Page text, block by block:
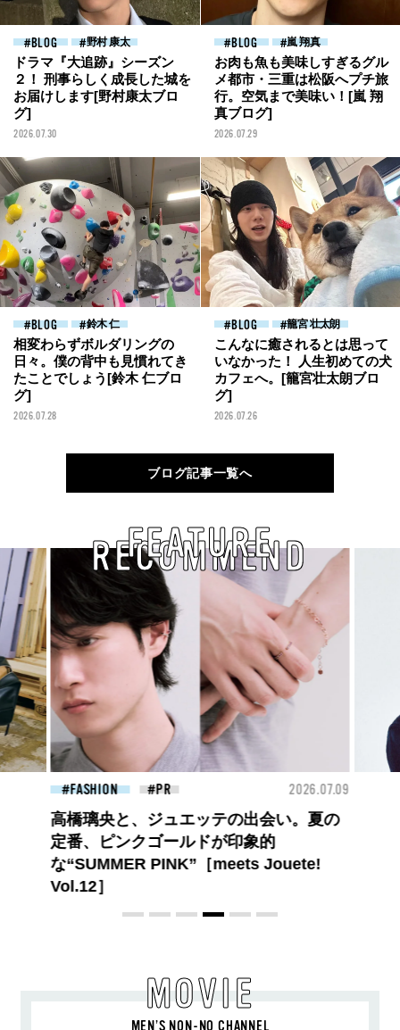
BLOG 野村 康太
ドラマ『大追跡』シーズン
２！ 刑事らしく成長した城を
お届けします[野村康太ブロ
グ]
2026.07.30
BLOG 嵐 翔真
お肉も魚も美味しすぎるグル
メ都市・三重は松阪へプチ旅
行。空気まで美味い！[嵐 翔
真ブログ]
2026.07.29
BLOG 鈴木 仁
相変わらずボルダリングの
日々。僕の背中も見慣れてき
たことでしょう[鈴木 仁ブロ
グ]
2026.07.28
BLOG 籠宮 壮太朗
こんなに癒されるとは思って
いなかった！ 人生初めての犬
カフェへ。[籠宮壮太朗ブロ
グ]
2026.07.26
ブログ記事一覧へ
RECOMMEND
FEATURE
FASHION 2026.07.09
【PRADA × NI-KI(ENHYPEN)】時をかけ
る、ニューモード
MOVIE
MEN’S NON-NO CHANNEL